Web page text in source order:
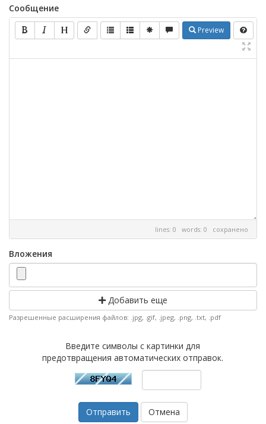
Сообщение
Preview
lines: 0 words: 0 сохранено
Вложения
Добавить еще
Разрешенные расширения файлов: .jpg, .gif, .jpeg, .png, .txt, .pdf
Введите символы с картинки для
предотвращения автоматических отправок.
Отмена